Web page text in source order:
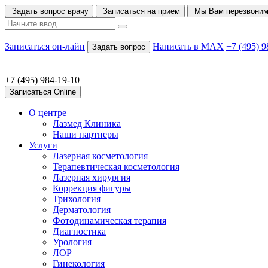
Задать вопрос врачу Записаться на прием Мы Вам перезвоним
Записаться он-лайн Задать вопрос Написать в MAX +7 (495)
+7 (495) 984-19-10
Записаться Online
О центре
Лазмед Клиника
Наши партнеры
Услуги
Лазерная косметология
Терапевтическая косметология
Лазерная хирургия
Коррекция фигуры
Трихология
Дерматология
Фотодинамическая терапия
Диагностика
Урология
ЛОР
Гинекология